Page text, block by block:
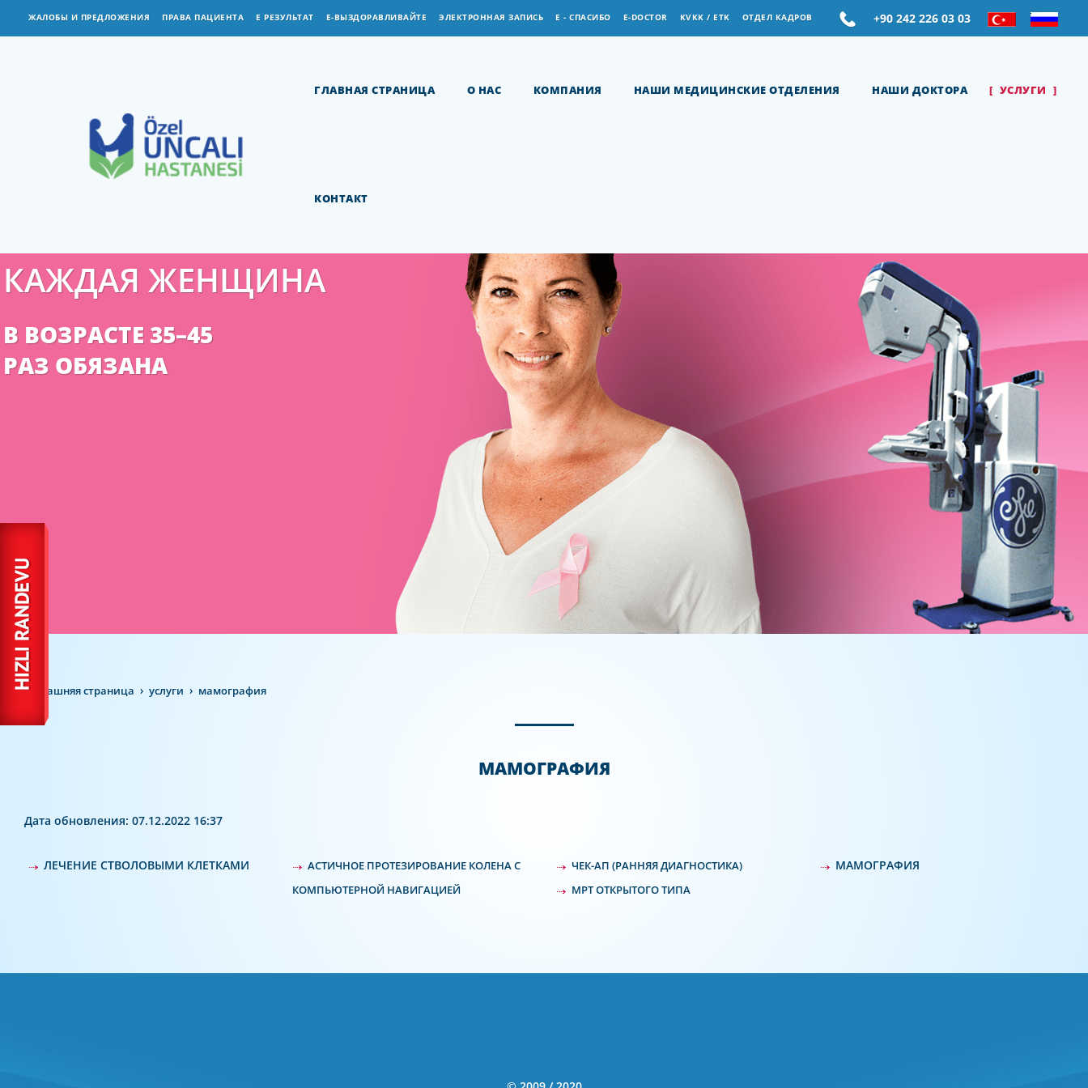
ЖАЛОБЫ И ПРЕДЛОЖЕНИЯ ПРАВА ПАЦИЕНТА E РЕЗУЛЬТАТ Е-ВЫЗДОРАВЛИВАЙТЕ ЭЛЕКТРОННАЯ ЗАПИСЬ Е - СПАСИБО E-DOCTOR KVKK / ETK ОТДЕЛ КАДРОВ +90 242 226 03 03
ГЛАВНАЯ СТРАНИЦА О НАС КОМПАНИЯ НАШИ МЕДИЦИНСКИЕ ОТДЕЛЕНИЯ НАШИ ДОКТОРА УСЛУГИ
КОНТАКТ
КАЖДАЯ ЖЕНЩИНА
В ВОЗРАСТЕ 35–45
РАЗ ОБЯЗАНА
домашняя страница услуги мамография
МАМОГРАФИЯ
Дата обновления: 07.12.2022 16:37
ЛЕЧЕНИЕ СТВОЛОВЫМИ КЛЕТКАМИ
АСТИЧНОЕ ПРОТЕЗИРОВАНИЕ КОЛЕНА С
КОМПЬЮТЕРНОЙ НАВИГАЦИЕЙ
ЧЕК-АП (РАННЯЯ ДИАГНОСТИКА)
МРТ ОТКРЫТОГО ТИПА
МАМОГРАФИЯ